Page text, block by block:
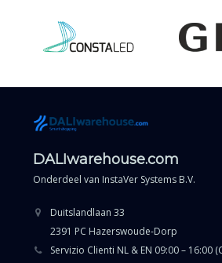
DALIwarehouse.com
Onderdeel van InstaVer Systems B.V.
Duitslandlaan 33
2391 PC Hazerswoude-Dorp
Servizio Clienti NL & EN 09:00 – 16:00